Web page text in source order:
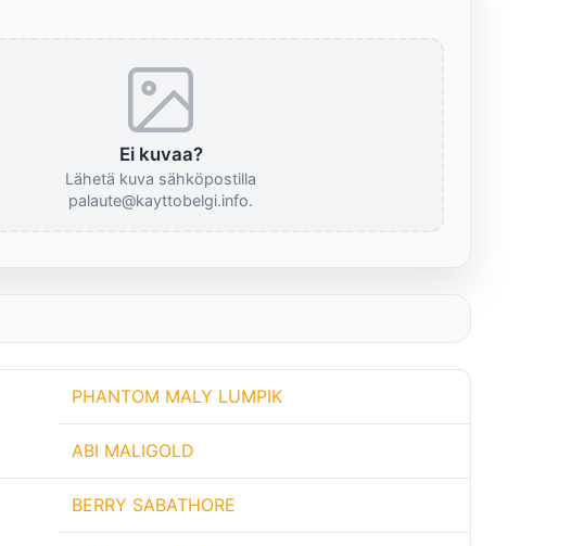
Ei kuvaa?
Lähetä kuva sähköpostilla
palaute@kayttobelgi.info.
PHANTOM MALY LUMPIK
ABI MALIGOLD
BERRY SABATHORE